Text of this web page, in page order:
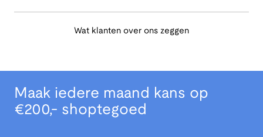
Wat klanten over ons zeggen
Maak iedere maand kans op
€200,- shoptegoed